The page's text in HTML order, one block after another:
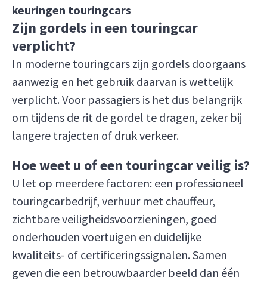
keuringen touringcars
Zijn gordels in een touringcar
verplicht?
In moderne touringcars zijn gordels doorgaans
aanwezig en het gebruik daarvan is wettelijk
verplicht. Voor passagiers is het dus belangrijk
om tijdens de rit de gordel te dragen, zeker bij
langere trajecten of druk verkeer.
Hoe weet u of een touringcar veilig is?
U let op meerdere factoren: een professioneel
touringcarbedrijf, verhuur met chauffeur,
zichtbare veiligheidsvoorzieningen, goed
onderhouden voertuigen en duidelijke
kwaliteits- of certificeringssignalen. Samen
geven die een betrouwbaarder beeld dan één